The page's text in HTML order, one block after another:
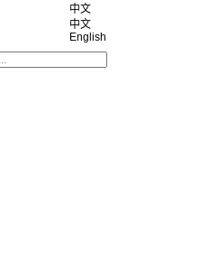
中文
中文
English